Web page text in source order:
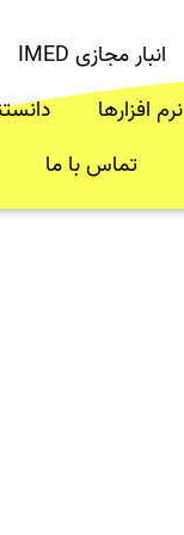
انبار مجازی IMED
نرم افزارها
تماس با ما